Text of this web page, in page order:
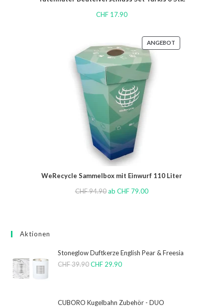
CHF17.90
ANGEBOT
WeRecycle Sammelbox mit Einwurf 110 Liter
CHF94.90 ab CHF79.00
Aktionen
Stoneglow Duftkerze English Pear & Freesia
CHF39.90 CHF 29.90
CUBORO Kugelbahn Zubehör - DUO